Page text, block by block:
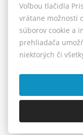
Voľbou tlačidla
vrátane možnosti
súborov cookie a
prehliadača
niektorých či